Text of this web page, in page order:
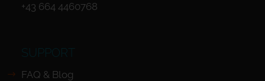
+43 664 4460768
SUPPORT
FAQ & Blog